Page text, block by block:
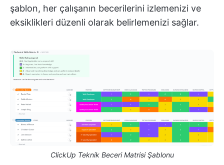
şablon, her çalışanın becerilerini izlemenizi ve
eksiklikleri düzenli olarak belirlemenizi sağlar.
ClickUp Teknik Beceri Matrisi Şablonu